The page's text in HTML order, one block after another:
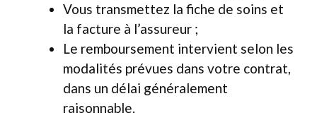
Vous transmettez la fiche de soins et
la facture à l’assureur ;
Le remboursement intervient selon les
modalités prévues dans votre contrat,
dans un délai généralement
raisonnable.